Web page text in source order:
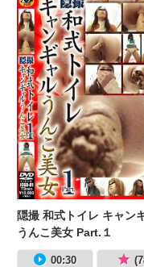
隠撮 和式トイレ キャン
うんこ美女 Part.１
00:30